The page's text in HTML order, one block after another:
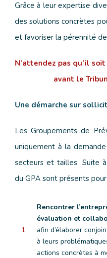
Grâce à leur expertise
des solutions concrètes
et favoriser la pérennité
N’attendez pas qu’il
avant le
Une démarche sur
Les Groupements de
uniquement à la
secteurs et tailles. Suite
du GPA sont présents pour
1
Rencontrer
évaluation et
afin d’élaborer
à leurs
actions concrètes à